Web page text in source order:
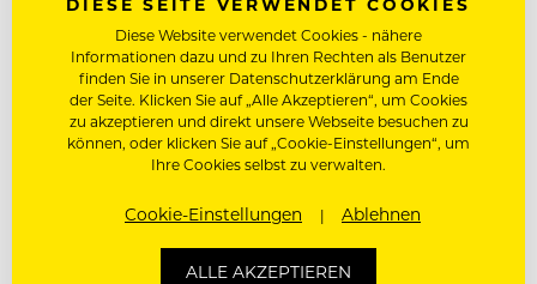
Tauroa GmbH
HR Business Partner
Frau Renate Scherr
Fischerndorf 77
066488840228
www.seewiesealtaussee.at
Diese Website verwendet Cookies - nähere
Informationen dazu und zu Ihren Rechten als Benutzer
finden Sie in unserer Datenschutzerklärung am Ende
der Seite. Klicken Sie auf „Alle Akzeptieren“, um Cookies
zu akzeptieren und direkt unsere Webseite besuchen zu
können, oder klicken Sie auf „Cookie-Einstellungen“, um
Ihre Cookies selbst zu verwalten.
Cookie-Einstellungen Ablehnen
ALLE AKZEPTIEREN